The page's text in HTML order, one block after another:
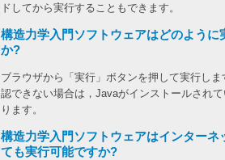
ドしてから実行することもできます。
構造力学入門ソフトウェアはどのように
か?
ブラウザから「実行」ボタンを押して実行し
認できない場合は，Javaがインストールされ
ります。
構造力学入門ソフトウェアはインターネ
ても実行可能ですか?